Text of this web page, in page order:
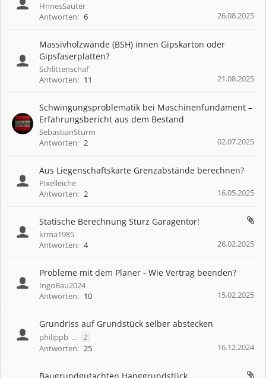
HnnesSauter
Antworten: 6 26.08.2025
Massivholzwände (BSH) innen Gipskarton oder
Gipsfaserplatten?
Schlittenschaf
Antworten: 11 21.08.2025
Schwingungsproblematik bei Maschinenfundament –
Erfahrungsbericht aus dem Bestand
SebastianSturm
Antworten: 2 02.07.2025
Aus Liegenschaftskarte Grenzabstände berechnen?
Pixelleiche
Antworten: 2 16.05.2025
Statische Berechnung Sturz Garagentor!
krma1985
Antworten: 4 26.02.2025
Probleme mit dem Planer - Wie Vertrag beenden?
IngoBau2024
Antworten: 10 15.02.2025
Grundriss auf Grundstück selber abstecken
philippb ... 2
Antworten: 25 16.12.2024